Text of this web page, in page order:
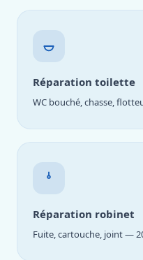
Réparation toilette
WC bouché, chasse,
Réparation robinet
Fuite, cartouche, joint —